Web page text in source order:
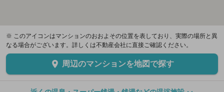
※ このアイコンはマンションのおおよその位置を表しており、実際の場所と異
なる場合がございます。詳しくは不動産会社に直接ご確認ください。
周辺のマンションを地図で探す